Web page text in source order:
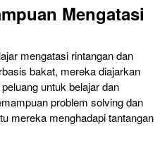
Mengatasi
mengatasi rintangan dan
bakat, mereka diajarkan
untuk belajar dan
problem solving dan
mereka menghadapi tantangan